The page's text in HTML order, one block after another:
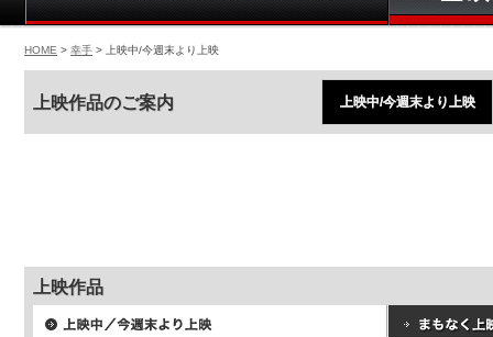
HOME > 幸手 > 上映中/今週末より上映
上映作品のご案内 上映中/今週末より上映
上映作品